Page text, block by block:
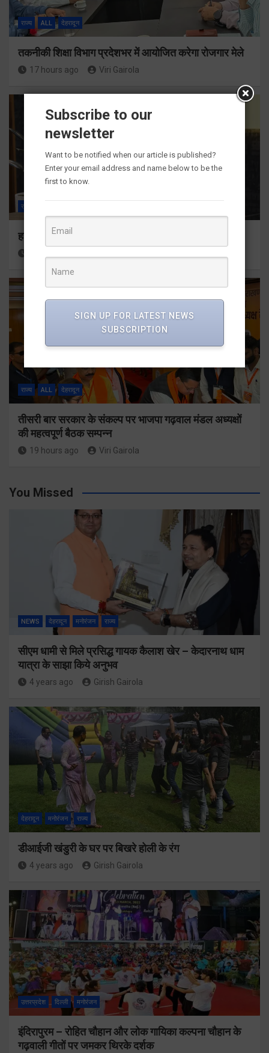
राज्य ALL देहरादून
तकनीकी शिक्षा विभाग प्रदेशभर में आयोजित करेगा रोजगार मेले
17 hours ago Viri Gairola
राज्य
हर घर तिरंगा अभियान को जन-जन तक पहुंचाने की तैयारी
राज्य ALL देहरादून
तीसरी बार सरकार के संकल्प पर भाजपा गढ़वाल मंडल अध्यक्षों
की महत्वपूर्ण बैठक सम्पन्न
19 hours ago Viri Gairola
You Missed
NEWS देहरादून मनोरंजन राज्य
सीएम धामी से मिले प्रसिद्ध गायक कैलाश खेर – केदारनाथ धाम
यात्रा के साझा किये अनुभव
4 years ago Girish Gairola
देहरादून मनोरंजन राज्य
डीआईजी खंडुरी के घर पर बिखरे होली के रंग
4 years ago Girish Gairola
उत्तरप्रदेश दिल्ली मनोरंजन
इंदिरापुरम – रोहित चौहान और लोक गायिका कल्पना चौहान के
गढ़वाली गीतों पर जमकर थिरके दर्शक
Subscribe to our
newsletter
Want to be notified when our article is published?
Enter your email address and name below to be the
first to know.
SIGN UP FOR LATEST NEWS
SUBSCRIPTION